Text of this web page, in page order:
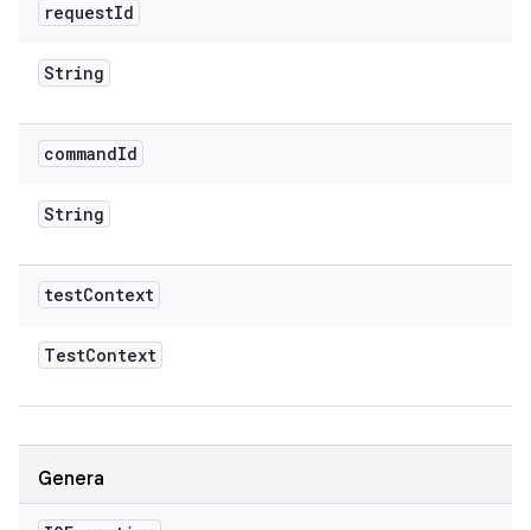
requestId
String
commandId
String
testContext
TestContext
Genera